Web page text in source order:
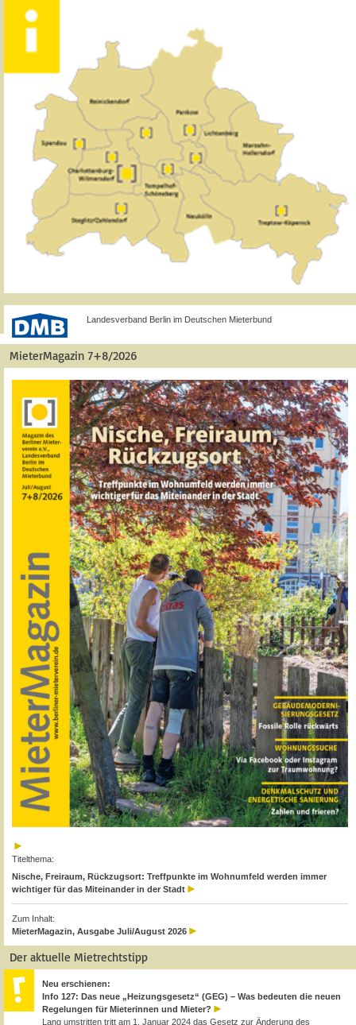
Landesverband Berlin im Deutschen Mieterbund
MieterMagazin 7+8/2026
Titelthema:
Nische, Freiraum, Rückzugsort: Treffpunkte im Wohnumfeld werden immer
wichtiger für das Miteinander in der Stadt
Zum Inhalt:
MieterMagazin, Ausgabe Juli/August 2026
Der aktuelle Mietrechtstipp
Neu erschienen:
Info 127: Das neue „Heizungsgesetz“ (GEG) – Was bedeuten die neuen
Regelungen für Mieterinnen und Mieter?
Lang umstritten tritt am 1. Januar 2024 das Gesetz zur Änderung des